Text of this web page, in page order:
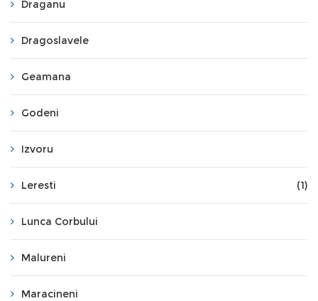
Draganu
Dragoslavele
Geamana
Godeni
Izvoru
Leresti (1)
Lunca Corbului
Malureni
Maracineni